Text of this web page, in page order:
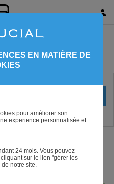
EN MATIÈRE DE
pour améliorer son
experience personnalisée et
24 mois. Vous pouvez
sur le lien "gérer les
notre site.